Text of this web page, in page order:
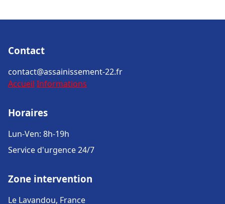
Contact
contact@assainissement-22.fr
Accueil Informations
Horaires
Lun-Ven: 8h-19h
Service d'urgence 24/7
Zone intervention
Le Lavandou, France